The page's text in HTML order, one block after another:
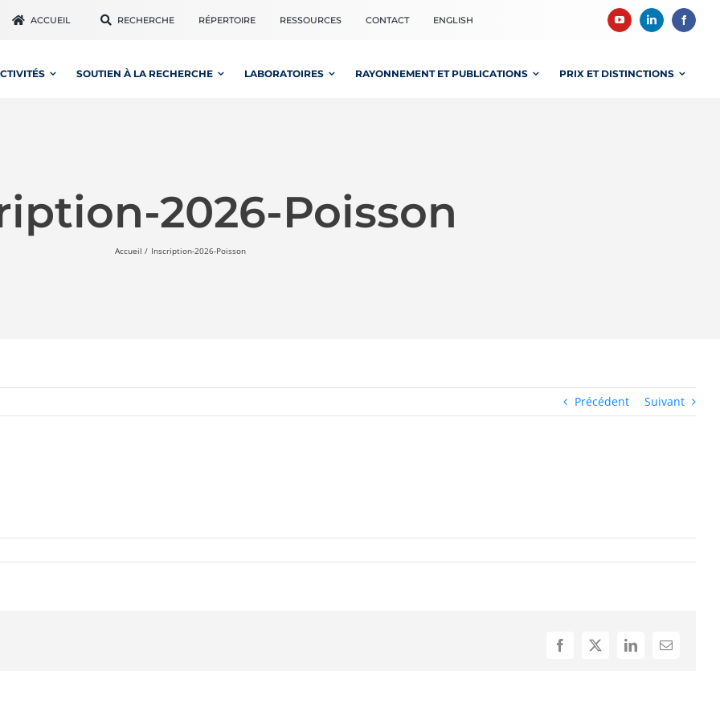
ACCUEIL RECHERCHE RÉPERTOIRE RESSOURCES CONTACT ENGLISH
SOUTIEN À LA RECHERCHE LABORATOIRES RAYONNEMENT ET PUBLICATIONS PRIX ET DISTINCTIONS
2026-Poisson
Accueil Inscription-2026-Poisson
Précédent Suivant
Facebook
X LinkedInEmail